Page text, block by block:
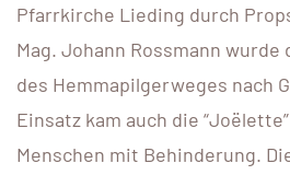
Pfarrkirche Lieding durch
Mag. Johann Rossmann
des Hemmapilgerweges nach
Einsatz kam auch die
Menschen mit Behinderung.